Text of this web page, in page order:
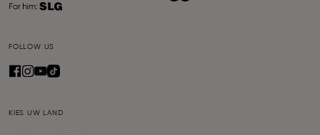
FOLLOW US
KIES UW LAND